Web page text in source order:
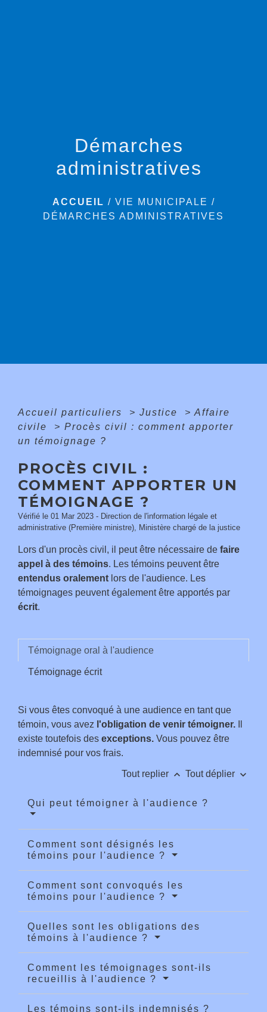
Démarches
administratives
ACCUEIL / VIE MUNICIPALE /
DÉMARCHES ADMINISTRATIVES
Accueil particuliers > Justice > Affaire
civile
> Procès civil : comment apporter
un témoignage ?
PROCÈS CIVIL :
COMMENT APPORTER UN
TÉMOIGNAGE ?
Vérifié le 01 Mar 2023 - Direction de l'information légale et
administrative (Première ministre), Ministère chargé de la justice
Lors d'un procès civil, il peut être nécessaire de faire
appel à des témoins. Les témoins peuvent être
entendus oralement lors de l'audience. Les
témoignages peuvent également être apportés par
écrit.
Témoignage oral à l'audience
Témoignage écrit
Si vous êtes convoqué à une audience en tant que
témoin, vous avez l'obligation de venir témoigner.
existe toutefois des exceptions. Vous pouvez être
indemnisé pour vos frais.
Tout replier keyboard_arrow_up Tout déplier keyboard_arrow_down
Qui peut témoigner à l'audience ?
Comment sont désignés les
témoins pour l'audience ?
Comment sont convoqués les
témoins pour l'audience ?
Quelles sont les obligations des
témoins à l'audience ?
Comment les témoignages sont-ils
recueillis à l'audience ?
Les témoins sont-ils indemnisés ?